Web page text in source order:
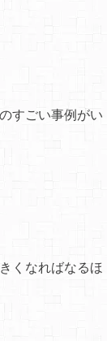
すごい事例がい
くなればなるほ